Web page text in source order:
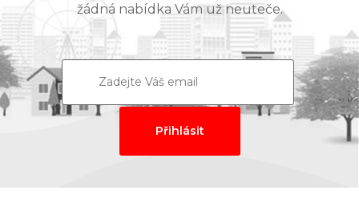
žádná nabídka Vám už neuteče.